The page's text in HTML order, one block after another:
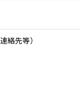
絡先等）